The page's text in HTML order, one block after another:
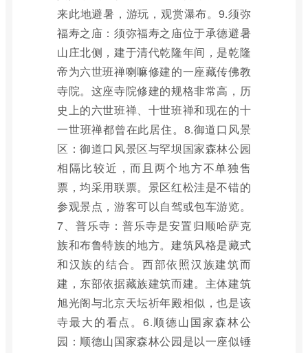
来此地避暑，游玩，观赏瀑布。9.须弥
福寿之庙：须弥福寿之庙位于承德避暑
山庄北侧，建于清代乾隆年间，是乾隆
帝为六世班禅喇嘛修建的一座藏传佛教
寺院。这座寺院修建的规格非常高，历
史上的六世班禅、十世班禅和现在的十
一世班禅都曾在此居住。8.御道口风景
区：御道口风景区与罕坝国家森林公园
相隔比较近，而且两个地方不单独售
票，均采用联票。景区红松洼是不错的
参观景点，游客可以自驾或包车游览。
7、普乐寺：普乐寺是安置归顺哈萨克
族和布鲁特族的地方。建筑风格是藏式
和汉族的结合。西部依照汉族建筑而
建，东部依据藏族建筑而建。主体建筑
旭光阁与北京天坛祈年殿相似，也是该
寺最大的看点。6.顺德山国家森林公
园：顺德山国家森林公园是以一座似锤